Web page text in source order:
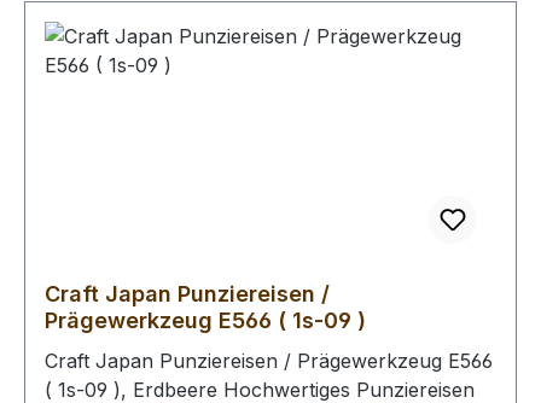
die Oberfläche mit unserem Leder - Pflege -
Finish zu behandeln (Oberfläche wird schmutz-
und wasserabweisend). Bitte benutzen Sie zum
Craft Japan Punziereisen /
Prägewerkzeug E566 ( 1s-09 )
Craft Japan Punziereisen / Prägewerkzeug E566
( 1s-09 ), Erdbeere Hochwertiges Punziereisen